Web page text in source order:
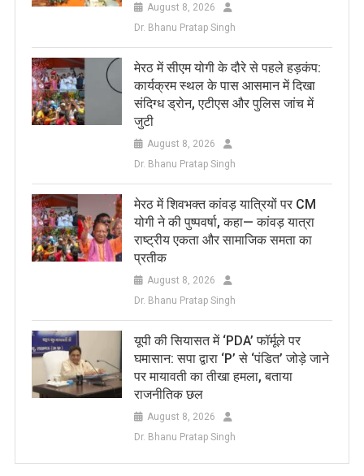
August 8, 2026
Dr. Bhanu Pratap Singh
मेरठ में सीएम योगी के दौरे से पहले हड़कंप:
कार्यक्रम स्थल के पास आसमान में दिखा
संदिग्ध ड्रोन, एटीएस और पुलिस जांच में
जुटी
August 8, 2026
Dr. Bhanu Pratap Singh
मेरठ में शिवभक्त कांवड़ यात्रियों पर CM
योगी ने की पुष्पवर्षा, कहा— कांवड़ यात्रा
राष्ट्रीय एकता और सामाजिक समता का
प्रतीक
August 8, 2026
Dr. Bhanu Pratap Singh
यूपी की सियासत में ‘PDA’ फॉर्मूले पर
घमासान: सपा द्वारा ‘P’ से ‘पंडित’ जोड़े जाने
पर मायावती का तीखा हमला, बताया
राजनीतिक छल
August 8, 2026
Dr. Bhanu Pratap Singh